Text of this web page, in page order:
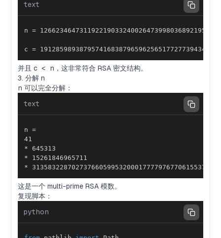
text
c =
并且 c < n ，这非常符合 RSA 密文结构。
3. 分解 n
n 可以完全分解：
text
*
这是一个 multi-prime RSA 模数。
复现脚本：
python